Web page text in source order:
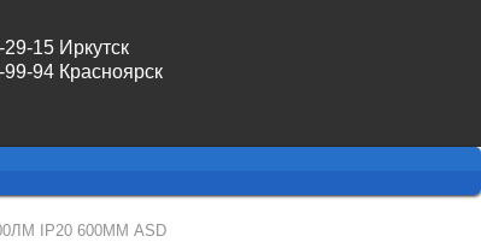
15 Иркутск
94 Красноярск
IP20 600ММ ASD